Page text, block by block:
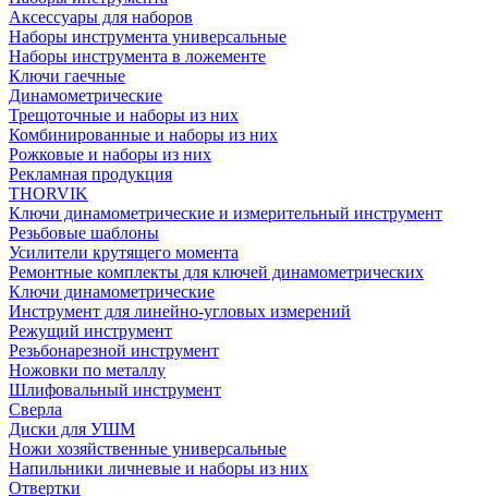
Аксессуары для наборов
Наборы инструмента универсальные
Наборы инструмента в ложементе
Ключи гаечные
Динамометрические
Трещоточные и наборы из них
Комбинированные и наборы из них
Рожковые и наборы из них
Рекламная продукция
THORVIK
Ключи динамометрические и измерительный инструмент
Резьбовые шаблоны
Усилители крутящего момента
Ремонтные комплекты для ключей динамометрических
Ключи динамометрические
Инструмент для линейно-угловых измерений
Режущий инструмент
Резьбонарезной инструмент
Ножовки по металлу
Шлифовальный инструмент
Сверла
Диски для УШМ
Ножи хозяйственные универсальные
Напильники личневые и наборы из них
Отвертки